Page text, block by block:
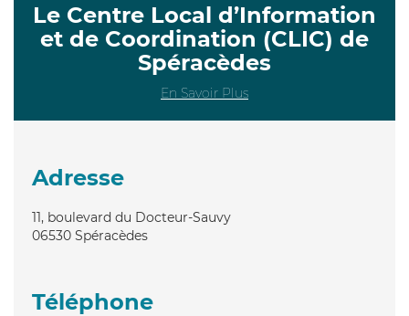
Le Centre Local d’Information
et de Coordination (CLIC) de
Spéracèdes
En Savoir Plus
Adresse
11, boulevard du Docteur-Sauvy
06530 Spéracèdes
Téléphone